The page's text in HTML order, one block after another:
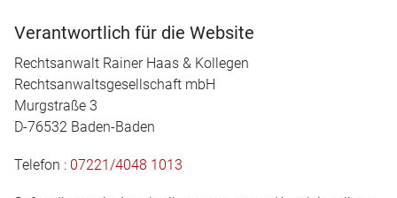
Verantwortlich für die Website
Rechtsanwalt Rainer Haas & Kollegen
Rechtsanwaltsgesellschaft mbH
Murgstraße 3
D-76532 Baden-Baden
Telefon : 07221/4048 1013
IMPRESSUM